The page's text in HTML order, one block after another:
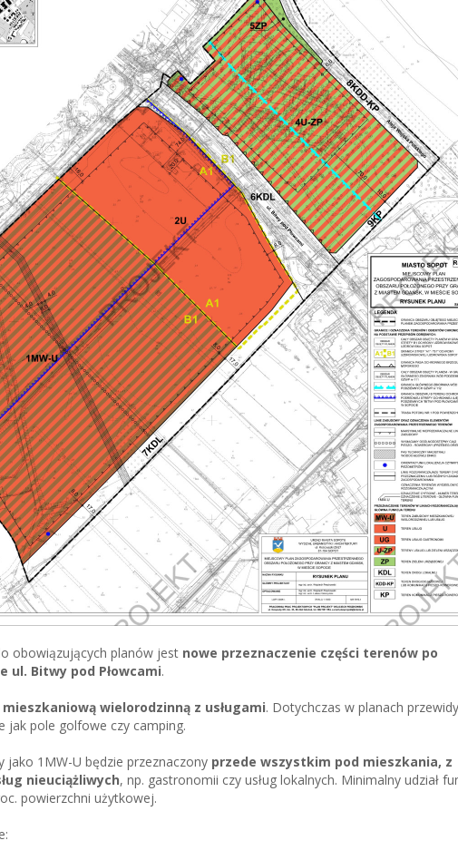
obowiązujących planów jest nowe przeznaczenie części terenów po
ul. Bitwy pod Płowcami.
wielorodzinną z usługami. Dotychczas w planach
jak pole golfowe czy camping.
1MW-U będzie przeznaczony przede wszystkim pod mieszkania, z
nieuciążliwych, np. gastronomii czy usług lokalnych. Minimalny udział
powierzchni użytkowej.